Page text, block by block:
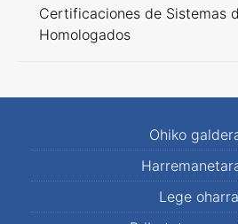
Certificaciones de Sistemas
Homologados
Ohiko
Lege oharra